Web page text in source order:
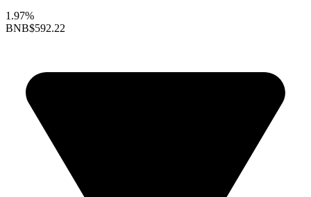
1.97%
BNB$592.22